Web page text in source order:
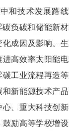
和技术发展路线
碳负碳和储能新材
成因及影响、生
高效率太阳能电
工业流程再造等
新能源技术产品
、重大科技创新
励高等学校增设